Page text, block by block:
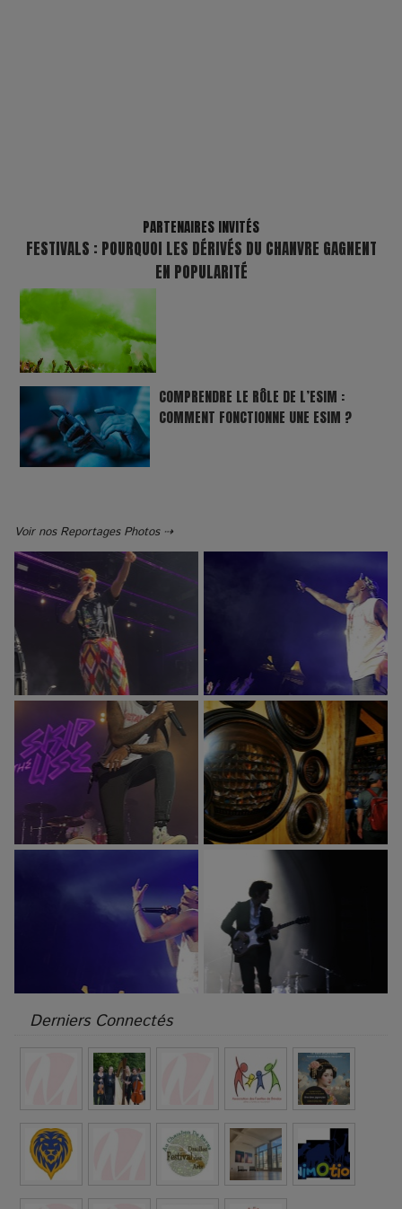
PARTENAIRES INVITÉS
FESTIVALS : POURQUOI LES DÉRIVÉS DU CHANVRE GAGNENT
EN POPULARITÉ
COMPRENDRE LE RÔLE DE L’ESIM :
COMMENT FONCTIONNE UNE ESIM ?
Voir nos Reportages Photos ⇢
Derniers Connectés